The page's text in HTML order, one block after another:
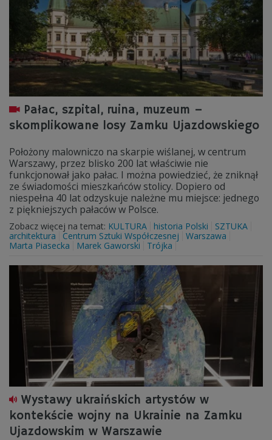
Pałac, szpital, ruina, muzeum –
skomplikowane losy Zamku Ujazdowskiego
Położony malowniczo na skarpie wiślanej, w centrum
Warszawy, przez blisko 200 lat właściwie nie
funkcjonował jako pałac. I można powiedzieć, że zniknął
ze świadomości mieszkańców stolicy. Dopiero od
niespełna 40 lat odzyskuje należne mu miejsce: jednego
z piękniejszych pałaców w Polsce.
Zobacz więcej na temat: KULTURA historia Polski
SZTUKA
architektura
Centrum Sztuki Współczesnej
Warszawa
Marta Piasecka
Marek Gaworski Trójka
Wystawy ukraińskich artystów w
kontekście wojny na Ukrainie na Zamku
Ujazdowskim w Warszawie